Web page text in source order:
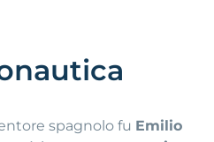
spagnolo fu Emilio